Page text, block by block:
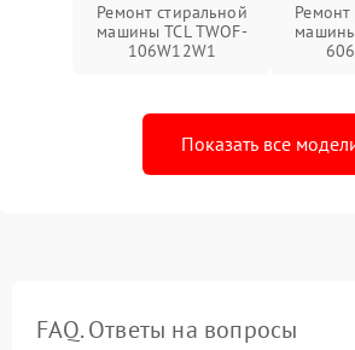
Ремонт стиральной
машины TCL TWOF-
106W12W1
Ремонт
Показать все
FAQ. Ответы на вопросы